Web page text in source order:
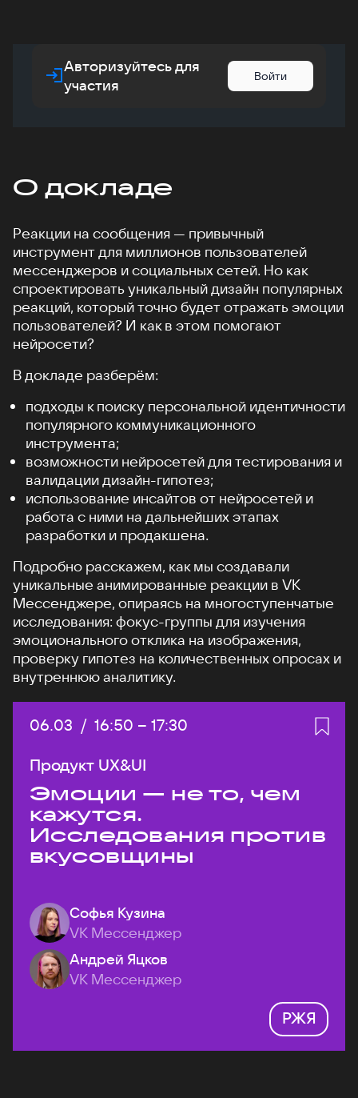
Авторизуйтесь для
участия
Войти
О докладе
Реакции на сообщения — привычный
инструмент для миллионов пользователей
мессенджеров и социальных сетей. Но как
спроектировать уникальный дизайн популярных
реакций, который точно будет отражать эмоции
пользователей? И как в этом помогают
нейросети?
В докладе разберём:
подходы к поиску персональной идентичности
популярного коммуникационного
инструмента;
возможности нейросетей для тестирования и
валидации дизайн-гипотез;
использование инсайтов от нейросетей и
работа с ними на дальнейших этапах
разработки и продакшена.
Подробно расскажем, как мы создавали
уникальные анимированные реакции в VK
Мессенджере, опираясь на многоступенчатые
исследования: фокус-группы для изучения
эмоционального отклика на изображения,
проверку гипотез на количественных опросах и
внутреннюю аналитику.
Дата:
06.03 / Начало:
16:50 – Конец:
17:30
Продукт UX&UI
Эмоции — не то, чем
кажутся.
Исследования против
вкусовщины
Софья Кузина
VK Мессенджер
Андрей Яцков
VK Мессенджер
РЖЯ